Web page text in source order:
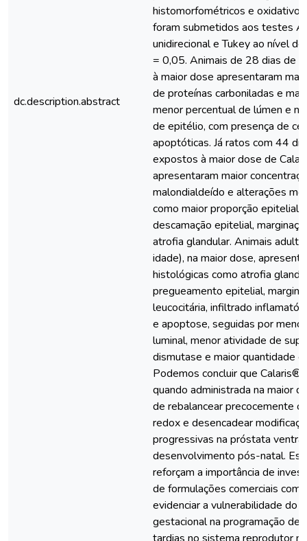
dc.description.abstract
histomorfométricos e
foram submetidos aos testes
unidirecional e Tukey ao nível
= 0,05. Animais de 28 dias de
à maior dose apresentaram
de proteínas carboniladas e
menor percentual de lúmen e
de epitélio, com presença de
apoptóticas. Já ratos com 44
expostos à maior dose de
apresentaram maior
malondialdeído e alterações
como maior proporção epitelial
descamação epitelial,
atrofia glandular. Animais
idade), na maior dose,
histológicas como atrofia
pregueamento epitelial,
leucocitária, infiltrado
e apoptose, seguidas por
luminal, menor atividade de
dismutase e maior quantidade
Podemos concluir que
quando administrada na maior
de rebalancear precocemente o
redox e desencadear
progressivas na próstata
desenvolvimento pós-natal.
reforçam a importância de
de formulações comerciais
evidenciar a vulnerabilidade do
gestacional na programação de